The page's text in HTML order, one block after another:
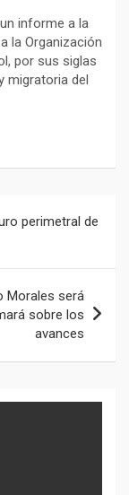
informe a la
la Organización
por sus siglas
migratoria del
perimetral de
Morales será
sobre los
avances